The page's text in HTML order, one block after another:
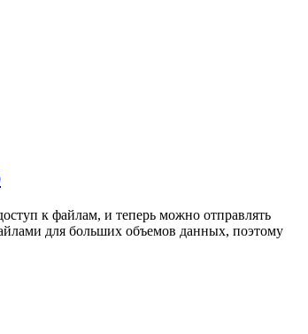
к файлам, и теперь можно отправлять
для больших объемов данных, поэтому